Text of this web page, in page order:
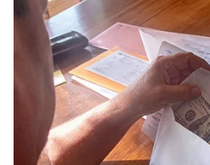
Thể thao
Bóng đá